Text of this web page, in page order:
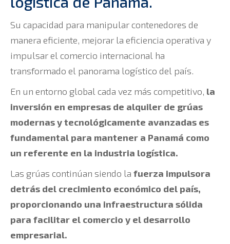
Su capacidad para manipular contenedores de
manera eficiente, mejorar la eficiencia operativa y
impulsar el comercio internacional ha
transformado el panorama logístico del país.
En un entorno global cada vez más competitivo, la
inversión en empresas de alquiler de grúas
modernas y tecnológicamente avanzadas es
fundamental para mantener a Panamá como
un referente en la industria logística.
Las grúas continúan siendo la fuerza impulsora
detrás del crecimiento económico del país,
proporcionando una infraestructura sólida
para facilitar el comercio y el desarrollo
empresarial.